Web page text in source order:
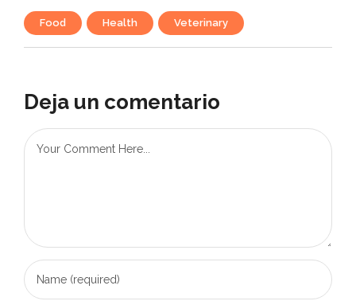
Food Health Veterinary
Deja un comentario